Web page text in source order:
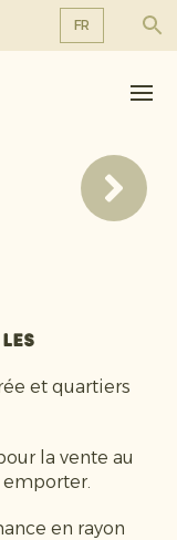
FR
NL
et quartiers
la vente au
en rayon